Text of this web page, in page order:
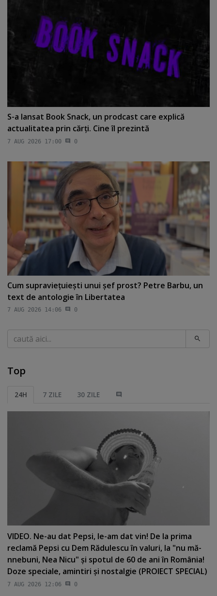
S-a lansat Book Snack, un prodcast care explică
actualitatea prin cărţi. Cine îl prezintă
7 AUG 2026 17:00 0
Cum supravieţuieşti unui şef prost? Petre Barbu, un
text de antologie în Libertatea
7 AUG 2026 14:06 0
Caută
Top
24H 7 ZILE 30 ZILE
VIDEO. Ne-au dat Pepsi, le-am dat vin! De la prima
reclamă Pepsi cu Dem Rădulescu în valuri, la "nu mă-
nnebuni, Nea Nicu" şi spotul de 60 de ani în România!
Doze speciale, amintiri şi nostalgie (PROIECT SPECIAL)
7 AUG 2026 12:06 0